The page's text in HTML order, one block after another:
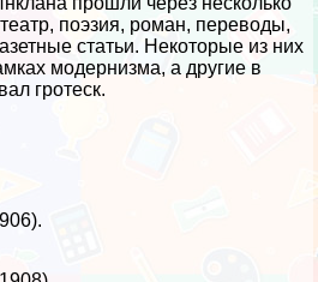
поэзия, роман, переводы,
статьи. Некоторые из них
модернизма, а другие в
гротеск.